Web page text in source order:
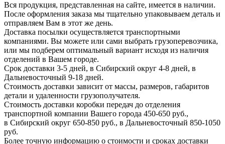
Вся продукция, представленная на сайте, имеется в наличии.
После оформления заказа мы тщательно упаковываем деталь и
отправляем Вам в этот же день.
Доставка посылки осуществляется транспортными
компаниями. Вы можете или сами выбрать грузоперевозчика,
или мы подберем оптимальный вариант исходя из наличия
отделений в Вашем городе.
Срок доставки 3-5 дней, в Сибирский округ 4-8 дней, в
Дальневосточный 9-18 дней.
Стоимость доставки зависит от массы, размеров, габаритов
детали и удаленности грузополучателя.
Стоимость доставки коробки передач до отделения
транспортной компании Вашего города 450-650 руб.,
в Сибирский округ 650-850 руб., в Дальневосточный 850-1050
руб.
Более точную информацию о стоимости и сроках доставки